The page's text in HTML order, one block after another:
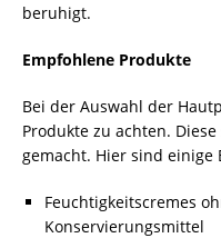
beruhigt.
Empfohlene Produkte
Bei der Auswahl der
Produkte zu achten.
gemacht. Hier sind einige
Feuchtigkeitscremes
Konservierungsmittel